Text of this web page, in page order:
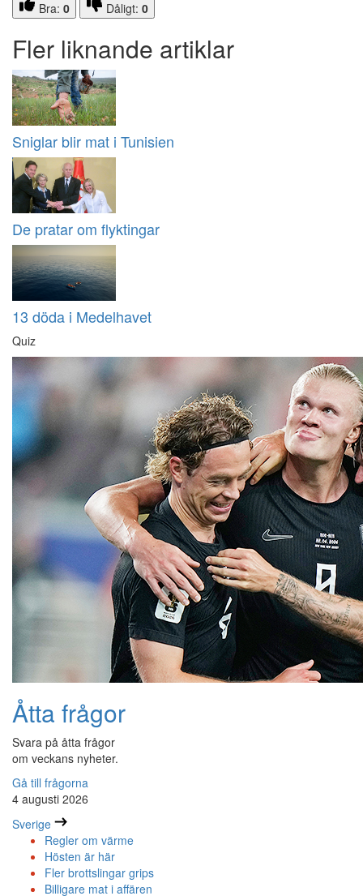
Bra: 0 Dåligt: 0
Fler liknande artiklar
Sniglar blir mat i Tunisien
De pratar om flyktingar
13 döda i Medelhavet
Quiz
Åtta frågor
Svara på åtta frågor
om veckans nyheter.
Gå till frågorna
4 augusti 2026
Sverige
Regler om värme
Hösten är här
Fler brottslingar grips
Billigare mat i affären